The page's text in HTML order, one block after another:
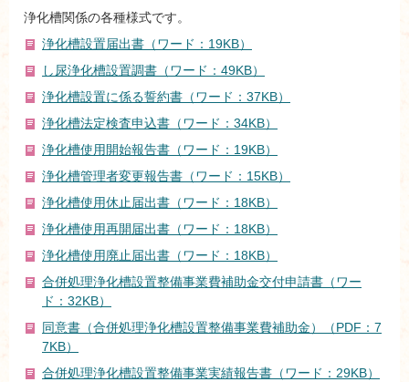
浄化槽関係の各種様式です。
浄化槽設置届出書（ワード：19KB）
し尿浄化槽設置調書（ワード：49KB）
浄化槽設置に係る誓約書（ワード：37KB）
浄化槽法定検査申込書（ワード：34KB）
浄化槽使用開始報告書（ワード：19KB）
浄化槽管理者変更報告書（ワード：15KB）
浄化槽使用休止届出書（ワード：18KB）
浄化槽使用再開届出書（ワード：18KB）
浄化槽使用廃止届出書（ワード：18KB）
合併処理浄化槽設置整備事業費補助金交付申請書（ワー
ド：32KB）
同意書（合併処理浄化槽設置整備事業費補助金）（PDF：7
7KB）
合併処理浄化槽設置整備事業実績報告書（ワード：29KB）